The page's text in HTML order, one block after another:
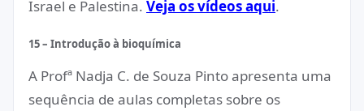
Israel e Palestina. Veja os vídeos aqui.
15 – Introdução à bioquímica
A Profª Nadja C. de Souza Pinto apresenta uma
sequência de aulas completas sobre os